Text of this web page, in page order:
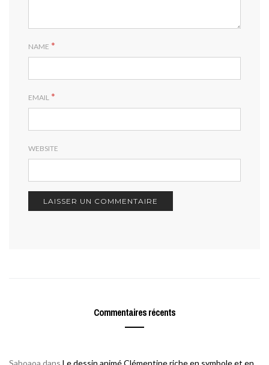
NAME *
EMAIL *
WEBSITE
Commentaires récents
Saboaoa dans Le dessin animé Clémentine riche en symbole et en